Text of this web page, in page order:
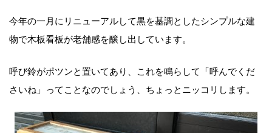
今年の一月にリニューアルして黒を基調としたシンプルな建
物で木板看板が老舗感を醸し出しています。
呼び鈴がポツンと置いてあり、これを鳴らして「呼んでくだ
さいね」ってことなのでしょう、ちょっとニッコリします。